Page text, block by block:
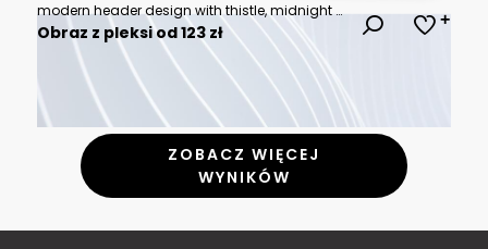
modern header design with thistle, midnight blue and sky blue colors. dynamic curved lines with fluid flowing waves and curves
Obraz z pleksi od 123 zł
ZOBACZ WIĘCEJ
WYNIKÓW